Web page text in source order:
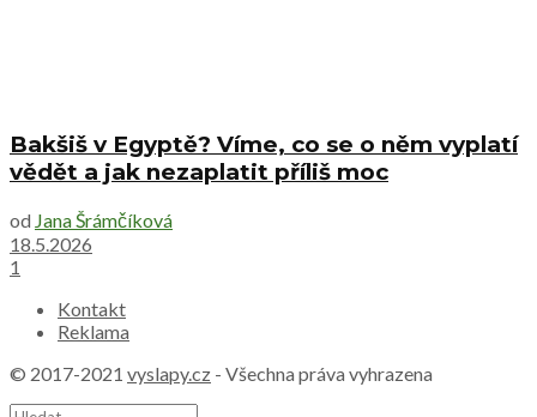
Bakšiš v Egyptě? Víme, co se o něm vyplatí
vědět a jak nezaplatit příliš moc
od Jana Šrámčíková
18.5.2026
1
Kontakt
Reklama
© 2017-2021 vyslapy.cz - Všechna práva vyhrazena